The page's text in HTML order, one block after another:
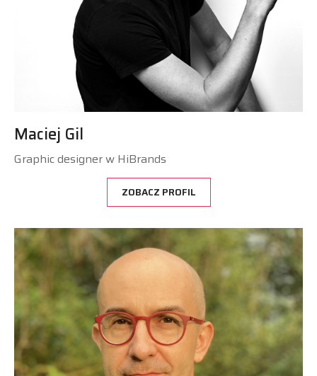
Maciej Gil
Graphic designer w HiBrands
ZOBACZ PROFIL